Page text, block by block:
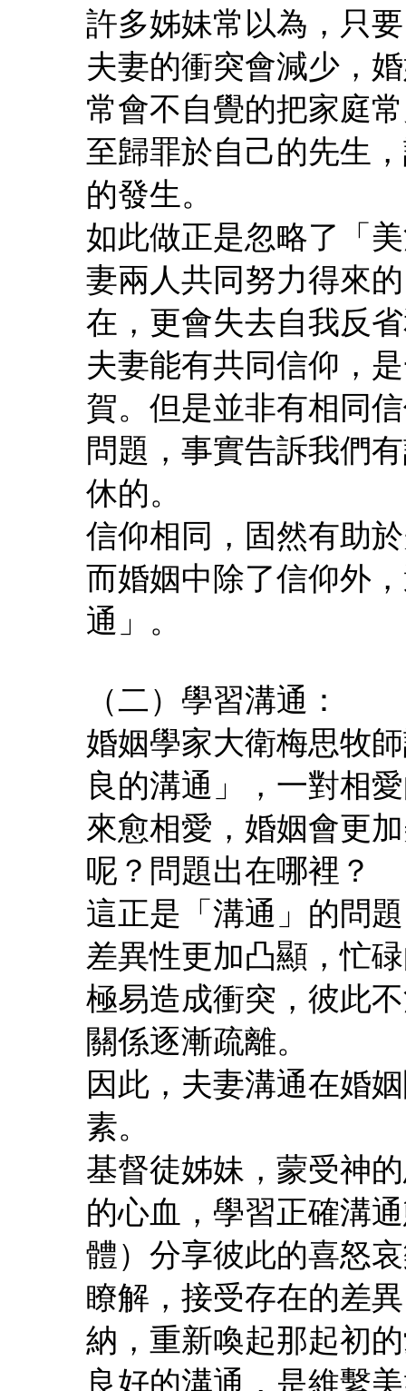
許多姊妹常以為，只
夫妻的衝突會減少，
常會不自覺的把家庭
至歸罪於自己的先生
的發生。
如此做正是忽略了「
妻兩人共同努力得來
在，更會失去自我反
夫妻能有共同信仰，
賀。但是並非有相同
問題，事實告訴我們
休的。
信仰相同，固然有助
而婚姻中除了信仰外
通」。
（二）學習溝通：
婚姻學家大衛梅思牧
良的溝通」，一對相
來愈相愛，婚姻會更
呢？問題出在哪裡？
這正是「溝通」的問
差異性更加凸顯，忙
極易造成衝突，彼此
關係逐漸疏離。
因此，夫妻溝通在婚
素。
基督徒姊妹，蒙受神
的心血，學習正確溝
體）分享彼此的喜怒
瞭解，接受存在的差
納，重新喚起那起初
良好的溝通，是維繫